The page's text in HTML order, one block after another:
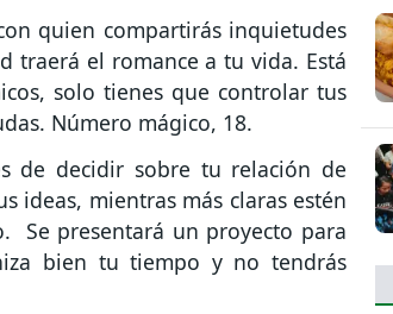
quien compartirás inquietudes
traerá el romance a tu vida. Está
solo tienes que controlar tus
Número mágico, 18.
de decidir sobre tu relación de
ideas, mientras más claras estén
Se presentará un proyecto para
bien tu tiempo y no tendrás